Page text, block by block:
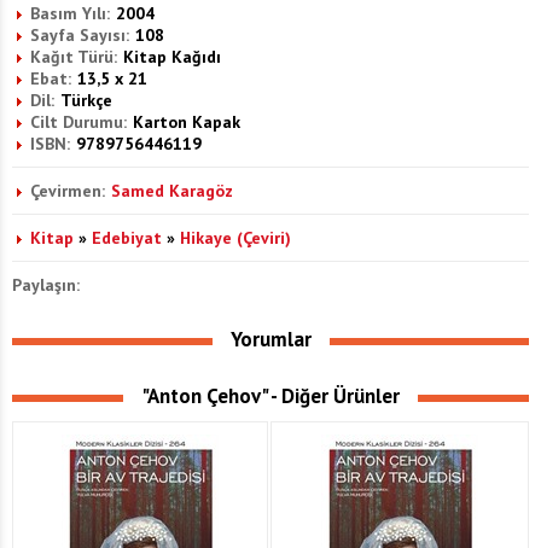
Basım Yılı: 2004
Sayfa Sayısı: 108
Kağıt Türü: Kitap Kağıdı
Ebat: 13,5 x 21
Dil: Türkçe
Cilt Durumu: Karton Kapak
ISBN: 9789756446119
Çevirmen: Samed Karagöz
Kitap » Edebiyat » Hikaye (Çeviri)
Paylaşın:
Yorumlar
"Anton Çehov" - Diğer Ürünler